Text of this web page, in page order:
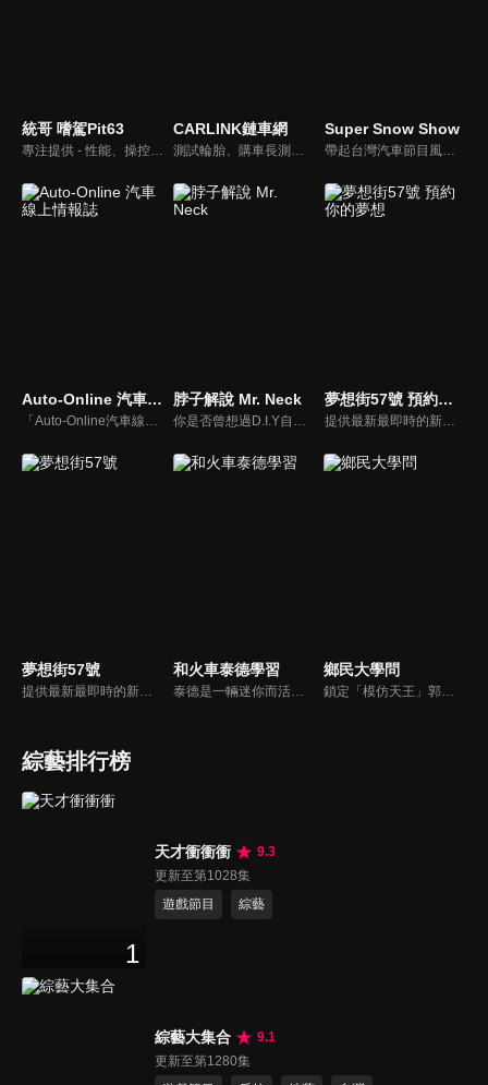
統哥 嗜駕Pit63
專注提供 - 性能、操控、改裝、樂趣、實用 的汽車頻道。
CARLINK鏈車網
測試輪胎、購車長測、交通法規、海外試駕，不只是試車，CARLINK將帶給你更全方位的內容！
Super Snow Show
帶起台灣汽車節目風潮，前TVBS《地球黃金線》與東森《夢想街57號》主持人，「車界女神」廖盈婷，自製談話性節目《Super Snow Show》，持續以熱情和風趣的主持風格，打造出高人氣試車頻道，介紹車與生活。
Auto-Online 汽車線上情報誌
「Auto-Online汽車線上情報誌」成立於1999年，是一個將網路平台、平面雜誌與影音頻道結合的專業汽車媒體。影音內容：汽車試駕、重機試駕、車壇快訊、老車單元以及集體評比，我們致力呈現最真實的試駕體驗。
脖子解說 Mr. Neck
你是否曾想過D.I.Y自己的愛車卻尋求不到協助？你是否考慮特定車款卻不知風評如何？你是否想跟廣大的車友們交流、交心、交朋友？分享「說車、玩車、聊車」的大小事！不管你懂車、不懂車、甚至是想買車的朋友，我們會把最新的車市資訊，以及養車的小知識分享給大家！
夢想街57號 預約你的夢想
提供最新最即時的新車資訊、邀請汽車達人分享試車報告，同時幫觀眾做最仔細的車款集評！還有專家分享最實用、最省錢的愛車維修撇步，甚至將難得一見的限量車、改裝車直接搬到棚內，將更專業、更豐富、更多元化的內容呈現給觀眾。
夢想街57號
提供最新最即時的新車資訊、邀請汽車達人分享試車報告，同時幫觀眾做最仔細的車款集評。還有專家分享最實用、最省錢的愛車維修撇步，甚至將難得一見的限量車、改裝車直接搬到棚內，將更專業、更豐富、更多元化的內容呈現給觀眾。
和火車泰德學習
泰德是一輛迷你而活潑的火車。 它總是在嘗試新的冒險，並盡可能通過他玩的遊戲學到東西。 在他的冒險中，泰德學習了形狀、顏色和數位。 小朋友們快來和泰德一起快樂地學習吧！
鄉民大學問
鎖定「模仿天王」郭子乾，還有高顏值學霸大學生辛辣提問唷！全新優質節目都在NOWnews《鄉民大學問》！
綜藝排行榜
1
天才衝衝衝
9.3
更新至第1028集
遊戲節目
綜藝
綜藝大集合
9.1
更新至第1280集